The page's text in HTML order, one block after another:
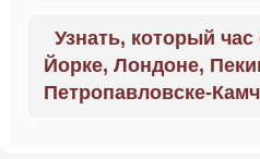
Узнать, который
Йорке, Лондоне,
Петропавловске-